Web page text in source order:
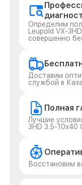
Определим
Leupold VX-
совершенно
Доставим
службой в
Полная
Лучшие
3HD 3.5-10x40
Восстановим